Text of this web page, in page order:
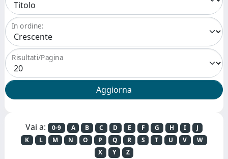
In ordine:
Risultati/Pagina
Vai a: 0-9 A B C D E F G H I
J
K
L M N O P Q R S T U V
W
X
Y Z